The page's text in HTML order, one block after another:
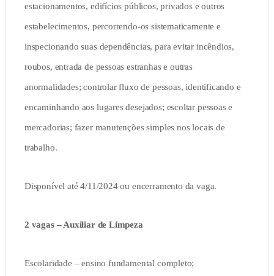
estacionamentos, edifícios públicos, privados e outros
estabelecimentos, percorrendo-os sistematicamente e
inspecionando suas dependências, para evitar incêndios,
roubos, entrada de pessoas estranhas e outras
anormalidades; controlar fluxo de pessoas, identificando e
encaminhando aos lugares desejados; escoltar pessoas e
mercadorias; fazer manutenções simples nos locais de
trabalho.
Disponível até 4/11/2024 ou encerramento da vaga.
2 vagas – Auxiliar de Limpeza
Escolaridade – ensino fundamental completo;